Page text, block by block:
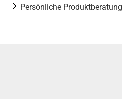
Persönliche Produktberatung